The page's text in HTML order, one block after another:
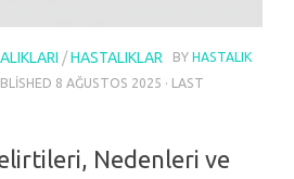
/HASTALIKLAR
BY HASTALIK
8 AĞUSTOS 2025 · LAST
Nedenleri ve